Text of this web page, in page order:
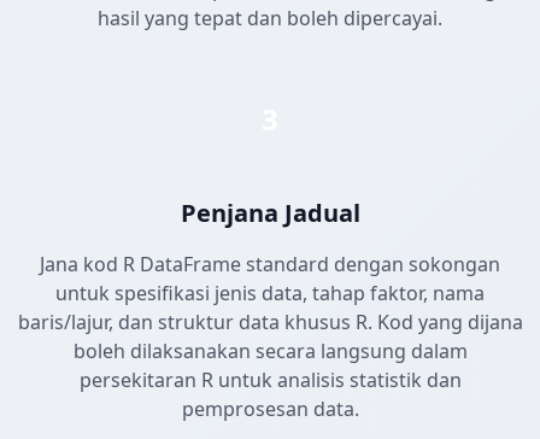
hasil yang tepat dan boleh dipercayai.
Penjana Jadual
Jana kod R DataFrame standard dengan sokongan
untuk spesifikasi jenis data, tahap faktor, nama
baris/lajur, dan struktur data khusus R. Kod yang dijana
boleh dilaksanakan secara langsung dalam
persekitaran R untuk analisis statistik dan
pemprosesan data.